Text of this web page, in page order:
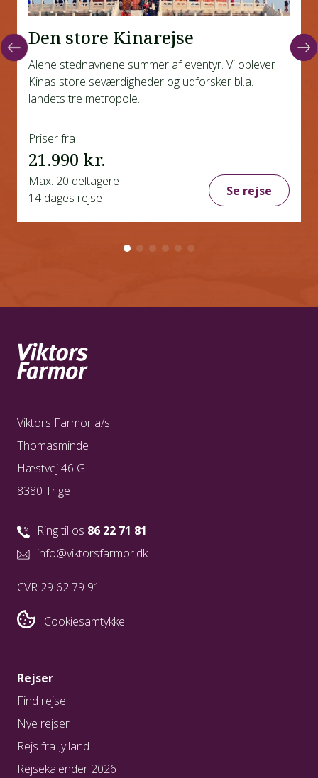
Når det kommer til porcelæn og keramik, er
kineserne mestre. Der er mange smukke
porcelænsskåle, tallerkener, kopper og figurer i
traditionelle kinesiske designs.
Den store Kinarejse
Alene stednavnene summer af eventyr. Vi oplever
Kinas store seværdigheder og udforsker bl.a.
landets tre metropole...
Priser fra
21.990 kr.
Max. 20 deltagere
14 dages rejse
Se rejse
Viktors Farmor a/s
Thomasminde
Hæstvej 46 G
8380 Trige
Ring til os 86 22 71 81
info@viktorsfarmor.dk
CVR 29 62 79 91
Cookiesamtykke
Rejser
Find rejse
Nye rejser
Rejs fra Jylland
Rejsekalender 2026